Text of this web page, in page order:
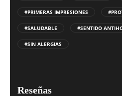
#PRIMERAS IMPRESIONES
#SALUDABLE #SENTIDO
#SIN ALERGIAS
Reseñas